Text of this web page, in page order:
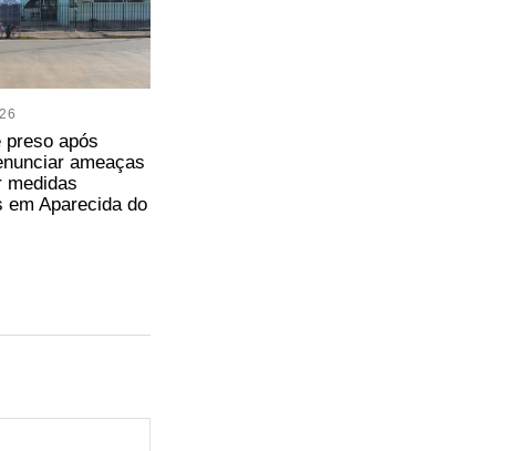
preso após
ameaças
medidas
em Aparecida do